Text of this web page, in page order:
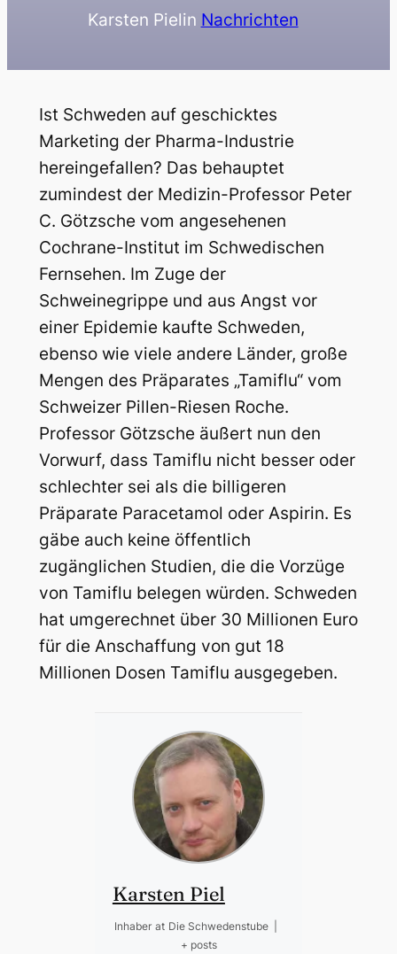
Karsten Pielin Nachrichten
Ist Schweden auf geschicktes
Marketing der Pharma-Industrie
hereingefallen? Das behauptet
zumindest der Medizin-Professor Peter
C. Götzsche vom angesehenen
Cochrane-Institut im Schwedischen
Fernsehen. Im Zuge der
Schweinegrippe und aus Angst vor
einer Epidemie kaufte Schweden,
ebenso wie viele andere Länder, große
Mengen des Präparates „Tamiflu“ vom
Schweizer Pillen-Riesen Roche.
Professor Götzsche äußert nun den
Vorwurf, dass Tamiflu nicht besser oder
schlechter sei als die billigeren
Präparate Paracetamol oder Aspirin. Es
gäbe auch keine öffentlich
zugänglichen Studien, die die Vorzüge
von Tamiflu belegen würden. Schweden
hat umgerechnet über 30 Millionen Euro
für die Anschaffung von gut 18
Millionen Dosen Tamiflu ausgegeben.
Karsten Piel
Inhaber at Die Schwedenstube
+ posts